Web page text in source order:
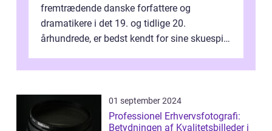
fremtrædende danske forfattere og
dramatikere i det 19. og tidlige 20.
århundrede, er bedst kendt for sine skuespil.
af...
01 september 2024
Professionel Erhvervsfotografi:
Betydningen af Kvalitetsbilleder i